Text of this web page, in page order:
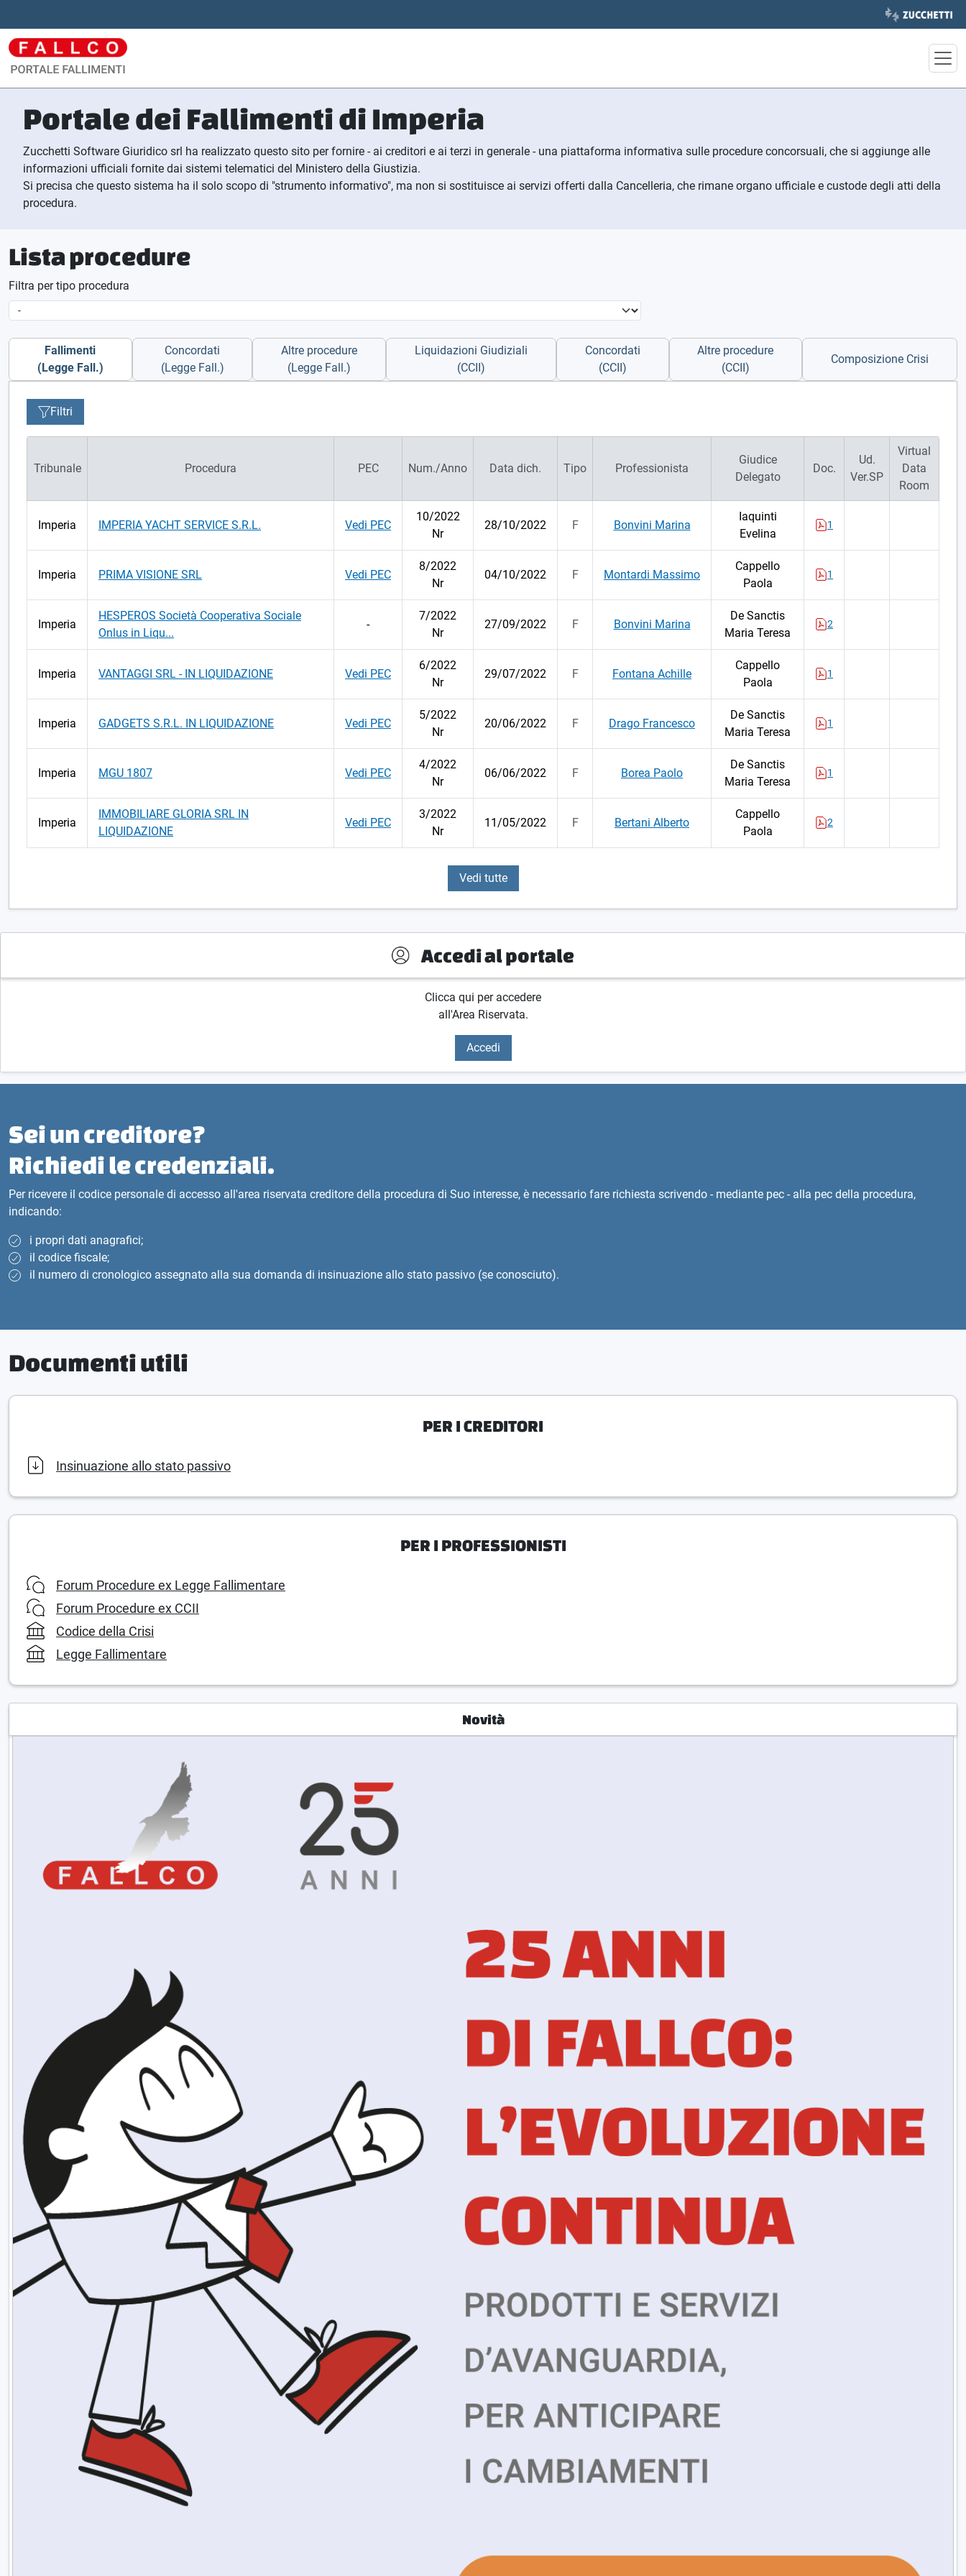
Portale dei Fallimenti di Imperia
Zucchetti Software Giuridico srl ha realizzato questo sito per fornire - ai creditori e ai terzi in generale - una piattaforma informativa sulle procedure concorsuali, che si aggiunge alle
informazioni ufficiali fornite dai sistemi telematici del Ministero della Giustizia.
Si precisa che questo sistema ha il solo scopo di "strumento informativo", ma non si sostituisce ai servizi offerti dalla Cancelleria, che rimane organo ufficiale e custode degli atti della
procedura.
Lista procedure
Filtra per tipo procedura
Fallimenti
(Legge Fall.)
Concordati
(Legge Fall.)
Altre procedure
(Legge Fall.)
Liquidazioni Giudiziali
(CCII)
Concordati
(CCII)
Altre procedure
(CCII)
Composizione Crisi
Filtri
Tribunale Procedura PEC Num./Anno Data dich. Tipo Professionista
Giudice
Delegato
Doc.
Ud.
Ver.SP
Virtual
Data
Room
Imperia IMPERIA YACHT SERVICE S.R.L. Vedi PEC
10/2022
Nr
28/10/2022 F Bonvini Marina
Iaquinti
Evelina
1
Imperia PRIMA VISIONE SRL Vedi PEC
8/2022
Nr
04/10/2022 F Montardi Massimo
Cappello
Paola
1
Imperia
HESPEROS Società Cooperativa Sociale
Onlus in Liqu...
-
7/2022
Nr
27/09/2022 F Bonvini Marina
De Sanctis
Maria Teresa
2
Imperia VANTAGGI SRL - IN LIQUIDAZIONE Vedi PEC
6/2022
Nr
29/07/2022 F Fontana Achille
Cappello
Paola
1
Imperia GADGETS S.R.L. IN LIQUIDAZIONE Vedi PEC
5/2022
Nr
20/06/2022 F Drago Francesco
De Sanctis
Maria Teresa
1
Imperia MGU 1807 Vedi PEC
4/2022
Nr
06/06/2022 F Borea Paolo
De Sanctis
Maria Teresa
1
Imperia
IMMOBILIARE GLORIA SRL IN
LIQUIDAZIONE
Vedi PEC
3/2022
Nr
11/05/2022 F Bertani Alberto
Cappello
Paola
2
Vedi tutte
Accedi al portale
Clicca qui per accedere
all'Area Riservata.
Accedi
Sei un creditore?
Richiedi le credenziali.
Per ricevere il codice personale di accesso all'area riservata creditore della procedura di Suo interesse, è necessario fare richiesta scrivendo - mediante pec - alla pec della procedura,
indicando:
i propri dati anagrafici;
il codice fiscale;
il numero di cronologico assegnato alla sua domanda di insinuazione allo stato passivo (se conosciuto).
Documenti utili
PER I CREDITORI
Insinuazione allo stato passivo
PER I PROFESSIONISTI
Forum Procedure ex Legge Fallimentare
Forum Procedure ex CCII
Codice della Crisi
Legge Fallimentare
Novità